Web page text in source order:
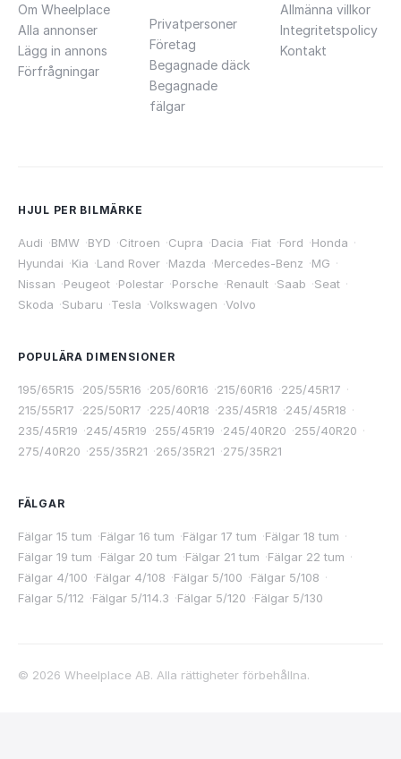
Om Wheelplace
Alla annonser
Lägg in annons
Förfrågningar
Privatpersoner
Företag
Begagnade däck
Begagnade
fälgar
Allmänna villkor
Integritetspolicy
Kontakt
HJUL PER BILMÄRKE
Audi ·BMW ·BYD ·Citroen ·Cupra ·Dacia ·Fiat ·Ford ·Honda ·
Hyundai ·Kia ·Land Rover ·Mazda ·Mercedes-Benz ·MG ·
Nissan ·Peugeot ·Polestar ·Porsche ·Renault ·Saab ·Seat ·
Skoda ·Subaru ·Tesla ·Volkswagen ·Volvo
POPULÄRA DIMENSIONER
195/65R15 ·205/55R16 ·205/60R16 ·215/60R16 ·225/45R17 ·
215/55R17 ·225/50R17 ·225/40R18 ·235/45R18 ·245/45R18 ·
235/45R19 ·245/45R19 ·255/45R19 ·245/40R20 ·255/40R20 ·
275/40R20 ·255/35R21 ·265/35R21 ·275/35R21
FÄLGAR
Fälgar 15 tum ·Fälgar 16 tum ·Fälgar 17 tum ·Fälgar 18 tum ·
Fälgar 19 tum ·Fälgar 20 tum ·Fälgar 21 tum ·Fälgar 22 tum ·
Fälgar 4/100 ·Fälgar 4/108 ·Fälgar 5/100 ·Fälgar 5/108 ·
Fälgar 5/112 ·Fälgar 5/114.3 ·Fälgar 5/120 ·Fälgar 5/130
© 2026 Wheelplace AB. Alla rättigheter förbehållna.